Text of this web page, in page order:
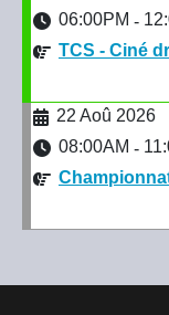
06:00PM -
TCS - Ciné
22 Aoû 2026
08:00AM -